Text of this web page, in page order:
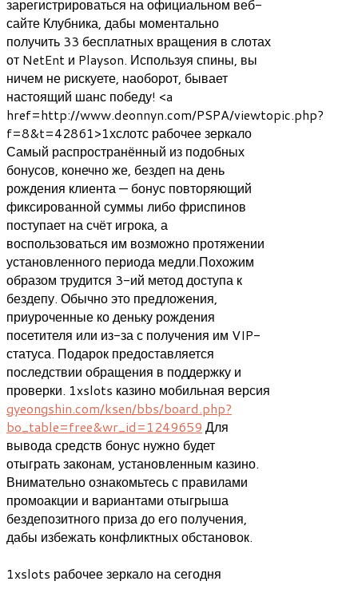
зарегистрироваться на официальном веб-
сайте Клубника, дабы моментально
получить 33 бесплатных вращения в слотах
от NetEnt и Playson. Используя спины, вы
ничем не рискуете, наоборот, бывает
настоящий шанс победу! <a
href=http://www.deonnyn.com/PSPA/viewtopic.php?
f=8&t=42861>1хслотс рабочее зеркало
Самый распространённый из подобных
бонусов, конечно же, бездеп на день
рождения клиента — бонус повторяющий
фиксированной суммы либо фриспинов
поступает на счёт игрока, а
воспользоваться им возможно протяжении
установленного периода медли.Похожим
образом трудится 3-ий метод доступа к
бездепу. Обычно это предложения,
приуроченные ко деньку рождения
посетителя или из-за с получения им VIP-
статуса. Подарок предоставляется
последствии обращения в поддержку и
проверки. 1xslots казино мобильная версия
gyeongshin.com/ksen/bbs/board.php?
bo_table=free&wr_id=1249659 Для
вывода средств бонус нужно будет
отыграть законам, установленным казино.
Внимательно ознакомьтесь с правилами
промоакции и вариантами отыгрыша
бездепозитного приза до его получения,
дабы избежать конфликтных обстановок.
1xslots рабочее зеркало на сегодня